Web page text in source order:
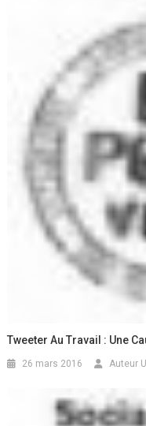
Tweeter Au Travail : Une
26 mars 2016 Auteur